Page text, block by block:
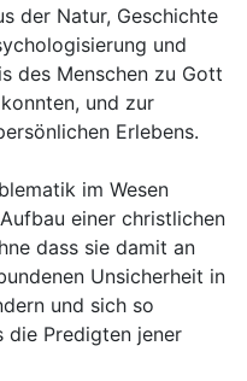
der Natur, Geschichte
und
des Menschen zu Gott
und zur
Erlebens.
im Wesen
einer christlichen
dass sie damit an
Unsicherheit in
und sich so
die Predigten jener